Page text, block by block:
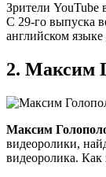
Зрители YouTube
С 29-го выпуска
английском
2. Максим
Максим
видеоролики,
видеоролика. Как